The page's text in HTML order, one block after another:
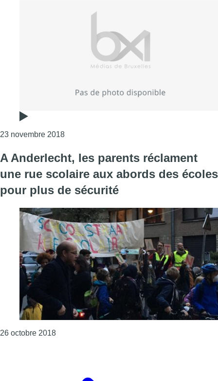
23 novembre 2018Consulter l'article "Faut-il baisser les
A Anderlecht, les parents réclament
une rue scolaire aux abords des écoles
pour plus de sécurité
26 octobre 2018Consulter l'article "A Anderlecht, les parents